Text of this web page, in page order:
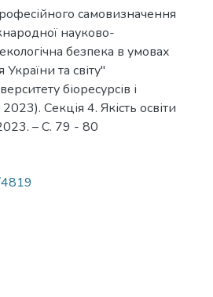
самовизначення
науково-
безпека в умовах
та світу"
біоресурсів і
Секція 4. Якість освіти
– С. 79 - 80